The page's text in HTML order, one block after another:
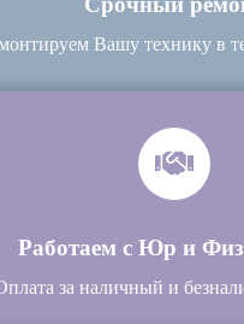
Вашу технику в
Работаем с Юр и
за наличный и